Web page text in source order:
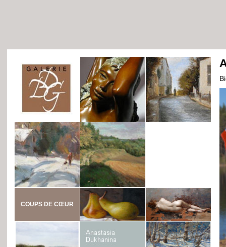
COUPS DE CŒUR